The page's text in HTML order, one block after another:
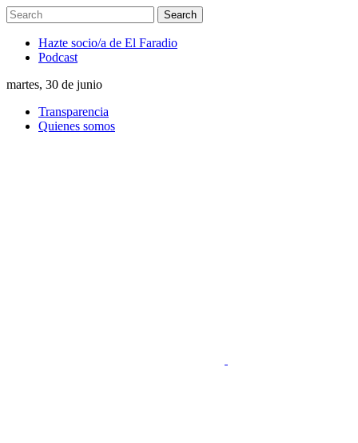
Hazte socio/a de El Faradio
Podcast
martes, 30 de junio
Transparencia
Quienes somos